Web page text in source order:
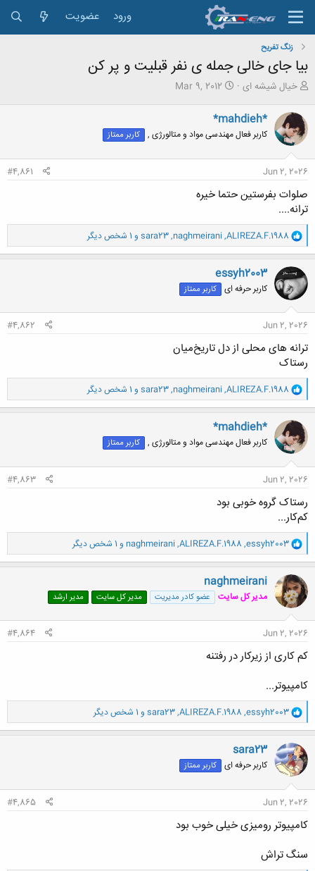
ورود عضویت
زنگ تفريح
بیا جای خالی جمله ی نفر قبلیت و پر کن
ش
و
ع
ک
ن
ن
د
ه
م
و
ض
و
ع
خیال شیشه ای
ت
ی
خ
ر
ع
Mar 9, 2012
*mahdieh*
کاربر فعال مهندسی مواد و متالورژی , کاربر ممتاز
Jun 2, 2026
#4,861
صلوات بفرستین حتما خیره
ترانه....
و
ا
ک
ن
ش
ه
ا
ALIREZA.F.1988
,
naghmeirani
,
sara23 و 1 شخص دیگر
essyh2003
کاربر حرفه ای کاربر ممتاز
Jun 2, 2026
#4,862
ترانه های محلی از دل تاریخ‌میان
رستاک
و
ا
ک
ن
ش
ه
ا
ALIREZA.F.1988
,
naghmeirani
,
sara23 و 1 شخص دیگر
*mahdieh*
کاربر فعال مهندسی مواد و متالورژی , کاربر ممتاز
Jun 2, 2026
#4,863
رستاک گروه خوبی بود
کم‌کار...
و
ا
ک
ن
ش
ه
ا
essyh2003
,
ALIREZA.F.1988
,
naghmeirani و 1 شخص دیگر
naghmeirani
مدیر کل سایت عضو کادر مدیریت مدیر کل سایت مدیر ارشد
Jun 2, 2026
#4,864
کم کاری از زیرکار در رفتنه
کامپیوتر...
و
ا
ک
ن
ش
ه
ا
essyh2003
,
ALIREZA.F.1988
,
sara23 و 1 شخص دیگر
sara23
کاربر حرفه ای کاربر ممتاز
Jun 2, 2026
#4,865
کامپیوتر رومیزی خیلی خوب بود
سنگ تراش